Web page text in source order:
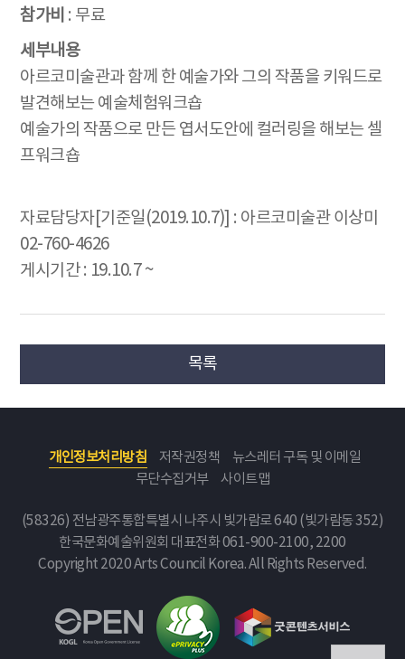
참가비 : 무료
세부내용
아르코미술관과 함께 한 예술가와 그의 작품을 키워드로
발견해보는 예술체험워크숍
예술가의 작품으로 만든 엽서도안에 컬러링을 해보는 셀
프워크숍
자료담당자[기준일(2019.10.7)] : 아르코미술관 이상미
02-760-4626
게시기간 : 19.10.7 ~
목록
개인정보처리방침 저작권정책
뉴스레터 구독 및 이메일
무단수집거부
사이트맵
(58326) 전남광주통합특별시 나주시 빛가람로 640 (빛가람동 352)
한국문화예술위원회 대표전화 061-900-2100, 2200
Copyright 2020 Arts Council Korea. All Rights Reserved.